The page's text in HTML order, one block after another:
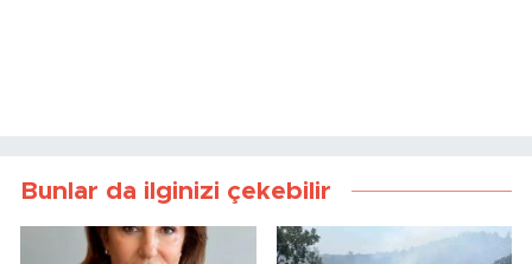
Bunlar da ilginizi çekebilir